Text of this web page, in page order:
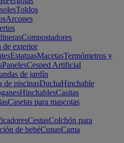
Toldos
Arcones
Compostadores
de exterior
EstatuasMacetasTermómetros y
PanelesCesped Artificial
de jardín
de piscinasDuchaHinchable
HinchablesCasitas
Casetas para mascotas
CestasColchón para
de bebéCunasCama